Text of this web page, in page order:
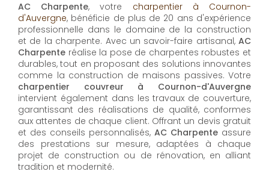
AC Charpente, votre charpentier à Cournon-
d'Auvergne, bénéficie de plus de 20 ans d'expérience
professionnelle dans le domaine de la construction
et de la charpente. Avec un savoir-faire artisanal, AC
Charpente réalise la pose de charpentes robustes et
durables, tout en proposant des solutions innovantes
comme la construction de maisons passives. Votre
charpentier couvreur à Cournon-d'Auvergne
intervient également dans les travaux de couverture,
garantissant des réalisations de qualité, conformes
aux attentes de chaque client. Offrant un devis gratuit
et des conseils personnalisés, AC Charpente assure
des prestations sur mesure, adaptées à chaque
projet de construction ou de rénovation, en alliant
tradition et modernité.